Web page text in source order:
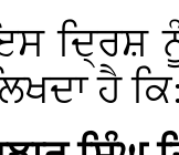
ਦ੍ਰਿਸ਼
ਹੈ